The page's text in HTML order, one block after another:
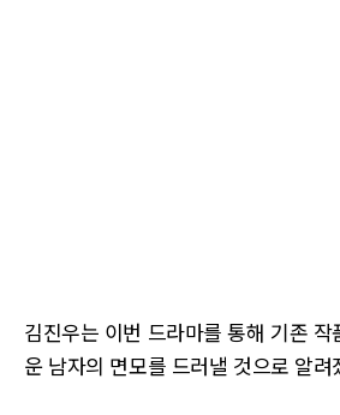
김진우는 이번 드라마를 통해 기존
운 남자의 면모를 드러낼 것으로 알려